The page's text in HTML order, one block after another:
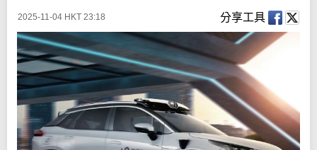
2025-11-04 HKT 23:18 分享工具